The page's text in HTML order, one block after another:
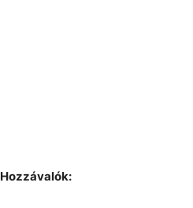
Hozzávalók: